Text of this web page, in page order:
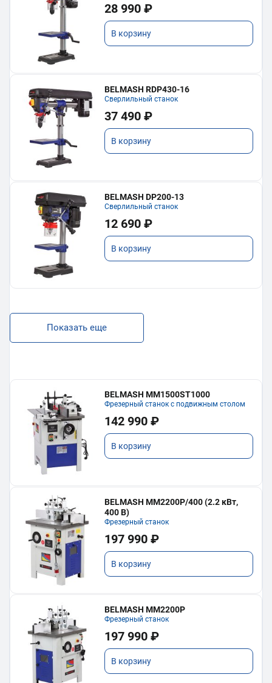
28 990 ₽
В корзину
BELMASH RDP430-16
Сверлильный станок
37 490 ₽
В корзину
BELMASH DP200-13
Сверлильный станок
12 690 ₽
В корзину
Показать еще
BELMASH MM1500ST1000
Фрезерный станок с подвижным столом
142 990 ₽
В корзину
BELMASH MM2200P/400 (2.2 кВт,
400 В)
Фрезерный станок
197 990 ₽
В корзину
BELMASH MM2200P
Фрезерный станок
197 990 ₽
В корзину